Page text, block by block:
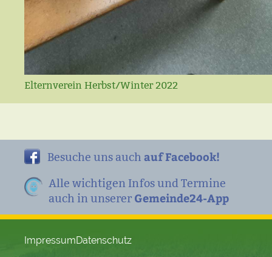
Elternverein Herbst/Winter 2022
Besuche uns auch auf Facebook!
Alle wichtigen Infos und Termine
auch in unserer Gemeinde24-App
ImpressumDatenschutz